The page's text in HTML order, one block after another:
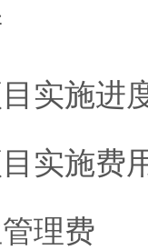
实施进
实施费
理费